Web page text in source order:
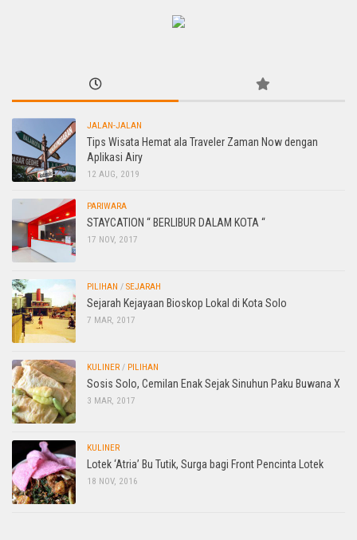
JALAN-JALAN
Tips Wisata Hemat ala Traveler Zaman Now dengan
Aplikasi Airy
12 AUG, 2019
PARIWARA
STAYCATION “ BERLIBUR DALAM KOTA “
17 NOV, 2017
PILIHAN / SEJARAH
Sejarah Kejayaan Bioskop Lokal di Kota Solo
7 MAR, 2017
KULINER / PILIHAN
Sosis Solo, Cemilan Enak Sejak Sinuhun Paku Buwana X
3 MAR, 2017
KULINER
Lotek ‘Atria’ Bu Tutik, Surga bagi Front Pencinta Lotek
18 NOV, 2016